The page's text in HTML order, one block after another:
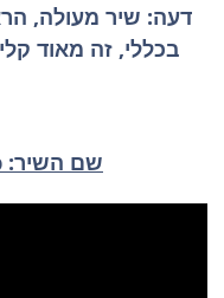
דעה: שיר מעולה,
בכללי, זה מאוד
שם השיר: Lost the breakup.